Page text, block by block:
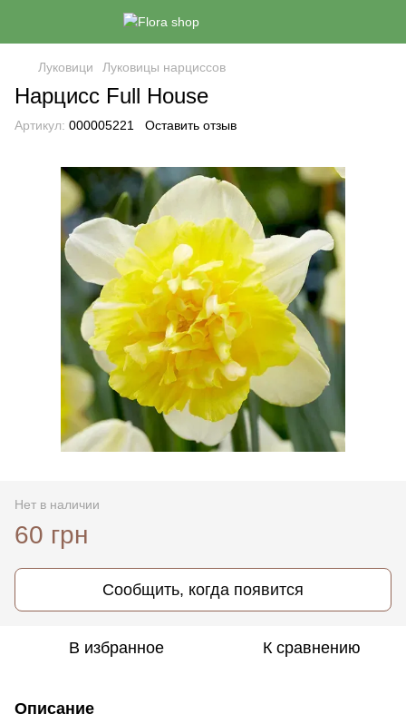
Луковици Луковицы нарциссов
Нарцисс Full House
Артикул: 000005221 Оставить отзыв
Нет в наличии
60 грн
Сообщить, когда появится
В избранное К сравнению
Описание